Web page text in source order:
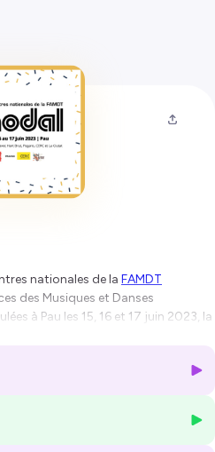
nationales de la FAMDT
des Musiques et Danses
à Pau les 15, 16 et 17 juin 2023, la
avec de nombreux·euses